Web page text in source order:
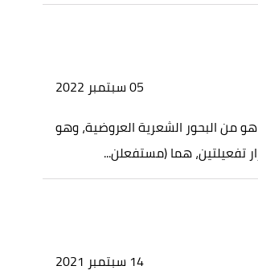
05 سبتمبر 2022
من البحور الشعرية العروضية، وهو
تفعيلتين، هما (مستفعلن...
14 سبتمبر 2021